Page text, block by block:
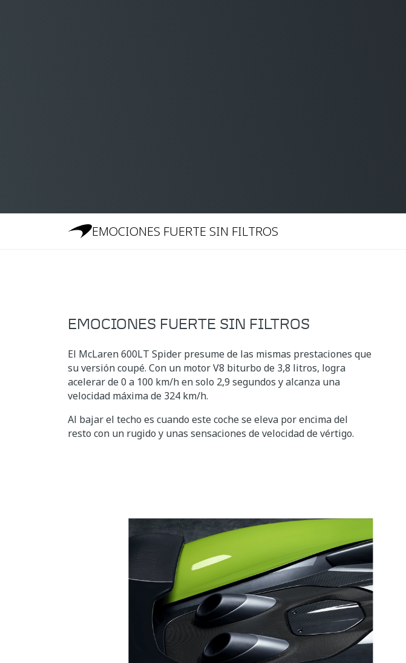
EMOCIONES FUERTE SIN FILTROS
EMOCIONES FUERTE SIN FILTROS
El McLaren 600LT Spider presume de las mismas prestaciones que
su versión coupé. Con un motor V8 biturbo de 3,8 litros, logra
acelerar de 0 a 100 km/h en solo 2,9 segundos y alcanza una
velocidad máxima de 324 km/h.
Al bajar el techo es cuando este coche se eleva por encima del
resto con un rugido y unas sensaciones de velocidad de vértigo.